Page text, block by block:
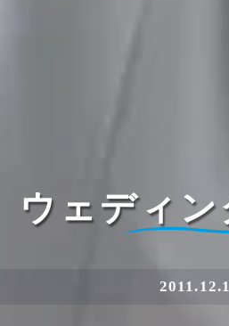
ウェディ